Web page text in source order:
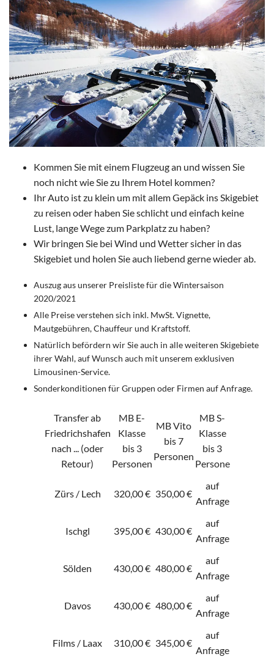
Kommen Sie mit einem Flugzeug an und wissen Sie
noch nicht wie Sie zu Ihrem Hotel kommen?
Ihr Auto ist zu klein um mit allem Gepäck ins Skigebiet
zu reisen oder haben Sie schlicht und einfach keine
Lust, lange Wege zum Parkplatz zu haben?
Wir bringen Sie bei Wind und Wetter sicher in das
Skigebiet und holen Sie auch liebend gerne wieder ab.
Auszug aus unserer Preisliste für die Wintersaison
2020/2021
Alle Preise verstehen sich inkl. MwSt. Vignette,
Mautgebühren, Chauffeur und Kraftstoff.
Natürlich befördern wir Sie auch in alle weiteren Skigebiete
ihrer Wahl, auf Wunsch auch mit unserem exklusiven
Limousinen-Service.
Sonderkonditionen für Gruppen oder Firmen auf Anfrage.
Transfer ab
Friedrichshafen
nach ... (oder
Retour)
MB E-
Klasse
bis 3
Personen
MB Vito
bis 7
Personen
MB S-
Klasse
bis 3
Persone
Zürs / Lech 320,00 € 350,00 €
auf
Anfrage
Ischgl 395,00 € 430,00 €
auf
Anfrage
Sölden 430,00 € 480,00 €
auf
Anfrage
Davos 430,00 € 480,00 €
auf
Anfrage
Films / Laax 310,00 € 345,00 €
auf
Anfrage